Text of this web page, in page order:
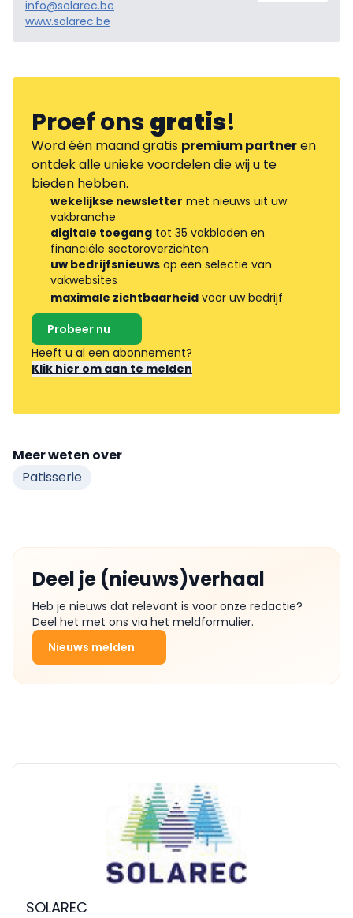
info@solarec.be
www.solarec.be
Proef onsgratis!
Word één maand gratis premium partneren
ontdek alle unieke voordelen die wij u te
bieden hebben.
wekelijkse newsletter met nieuws uit uw
vakbranche
digitale toegang tot 35 vakbladen en
financiële sectoroverzichten
uw bedrijfsnieuws op een selectie van
vakwebsites
maximale zichtbaarheid voor uw bedrijf
Probeer nu
Heeft u al een abonnement?
Klik hier om aan te melden
Meer weten over
Patisserie
Deel je (nieuws)verhaal
Heb je nieuws dat relevant is voor onze redactie?
Deel het met ons via het meldformulier.
Nieuws melden
SOLAREC